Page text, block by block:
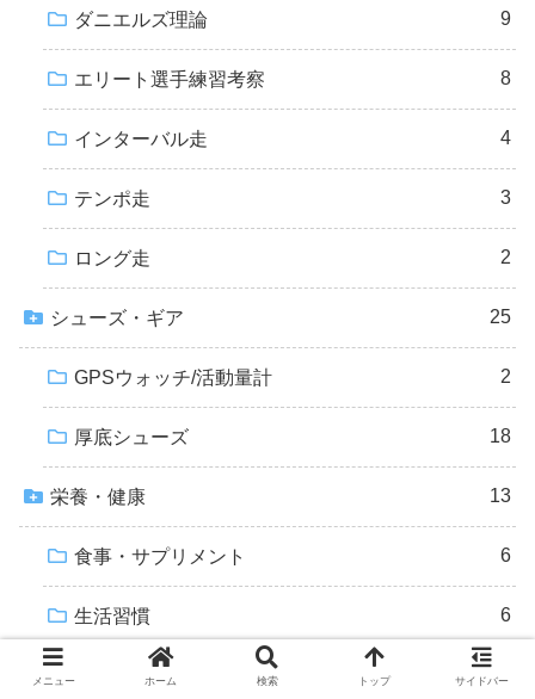
ダニエルズ理論 9
エリート選手練習考察 8
インターバル走 4
テンポ走 3
ロング走 2
シューズ・ギア 25
GPSウォッチ/活動量計 2
厚底シューズ 18
栄養・健康 13
食事・サプリメント 6
生活習慣 6
雑記 41
メニュー ホーム 検索 トップ サイドバー